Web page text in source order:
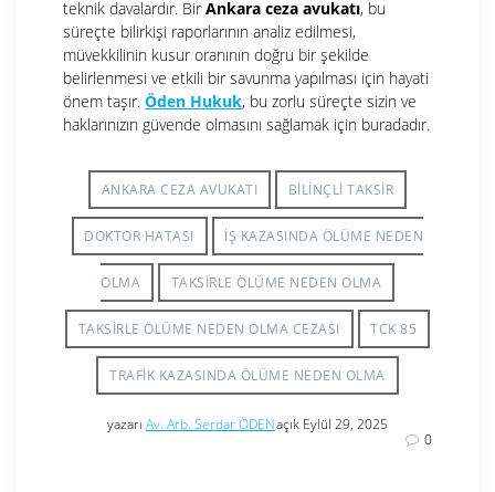
teknik davalardır. Bir Ankara ceza avukatı, bu
süreçte bilirkişi raporlarının analiz edilmesi,
müvekkilinin kusur oranının doğru bir şekilde
belirlenmesi ve etkili bir savunma yapılması için hayati
önem taşır. Öden Hukuk, bu zorlu süreçte sizin ve
haklarınızın güvende olmasını sağlamak için buradadır.
ANKARA CEZA AVUKATI BILINÇLI TAKSIR
DOKTOR HATASI IŞ KAZASINDA ÖLÜME NEDEN
OLMA TAKSIRLE ÖLÜME NEDEN OLMA
TAKSIRLE ÖLÜME NEDEN OLMA CEZASI TCK 85
TRAFIK KAZASINDA ÖLÜME NEDEN OLMA
yazarı Av. Arb. Serdar ÖDENaçık Eylül 29, 2025
0